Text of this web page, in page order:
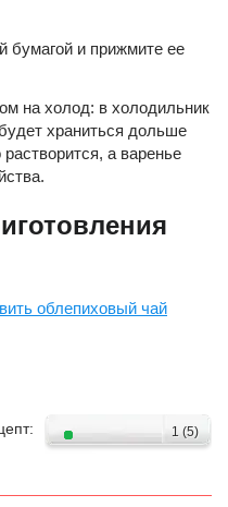
бумагой и прижмите ее
на холод: в холодильник
храниться дольше
а варенье
облепиховый чай
1 (5)